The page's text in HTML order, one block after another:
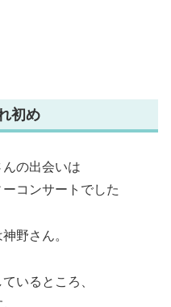
初め
の出会いは
コンサートでした
野さん。
いるところ、